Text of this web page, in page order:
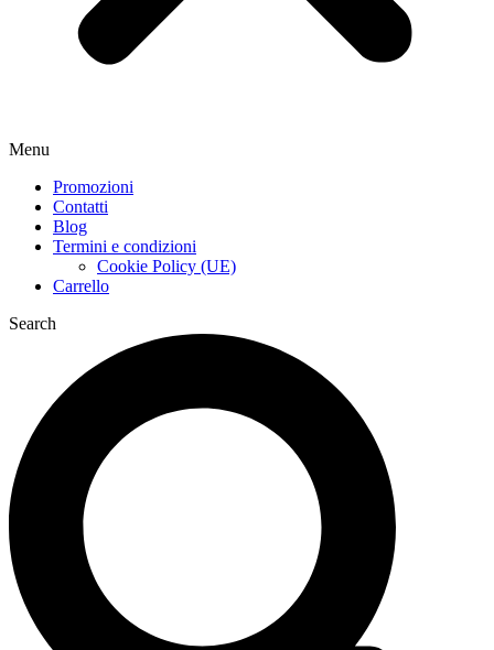
Menu
Promozioni
Contatti
Blog
Termini e condizioni
Cookie Policy (UE)
Carrello
Search